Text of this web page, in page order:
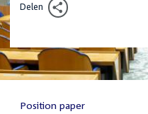
Delen
Position paper